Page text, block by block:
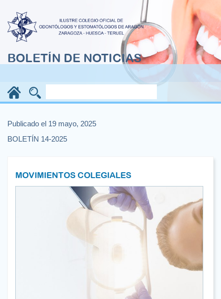
BOLETÍN DE NOTICIAS
Publicado el 19 mayo, 2025
BOLETÍN 14-2025
MOVIMIENTOS COLEGIALES